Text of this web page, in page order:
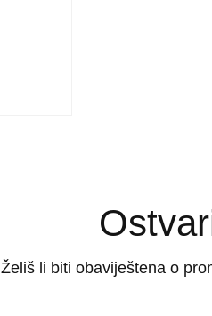
Želiš li biti obaviještena o